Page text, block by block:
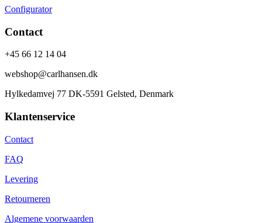
Configurator
Contact
+45 66 12 14 04
webshop@carlhansen.dk
Hylkedamvej 77 DK-5591 Gelsted, Denmark
Klantenservice
Contact
FAQ
Levering
Retourneren
Algemene voorwaarden